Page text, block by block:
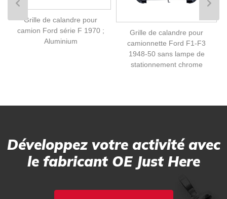
Grille de calandre pour
camion Ford série F 1970 ;
Aluminium
Grille de calandre pour
camionnette Ford F1-F3
1948-50 sans lampe de
stationnement chrome
Développez votre activité avec
le fabricant OE Just Here